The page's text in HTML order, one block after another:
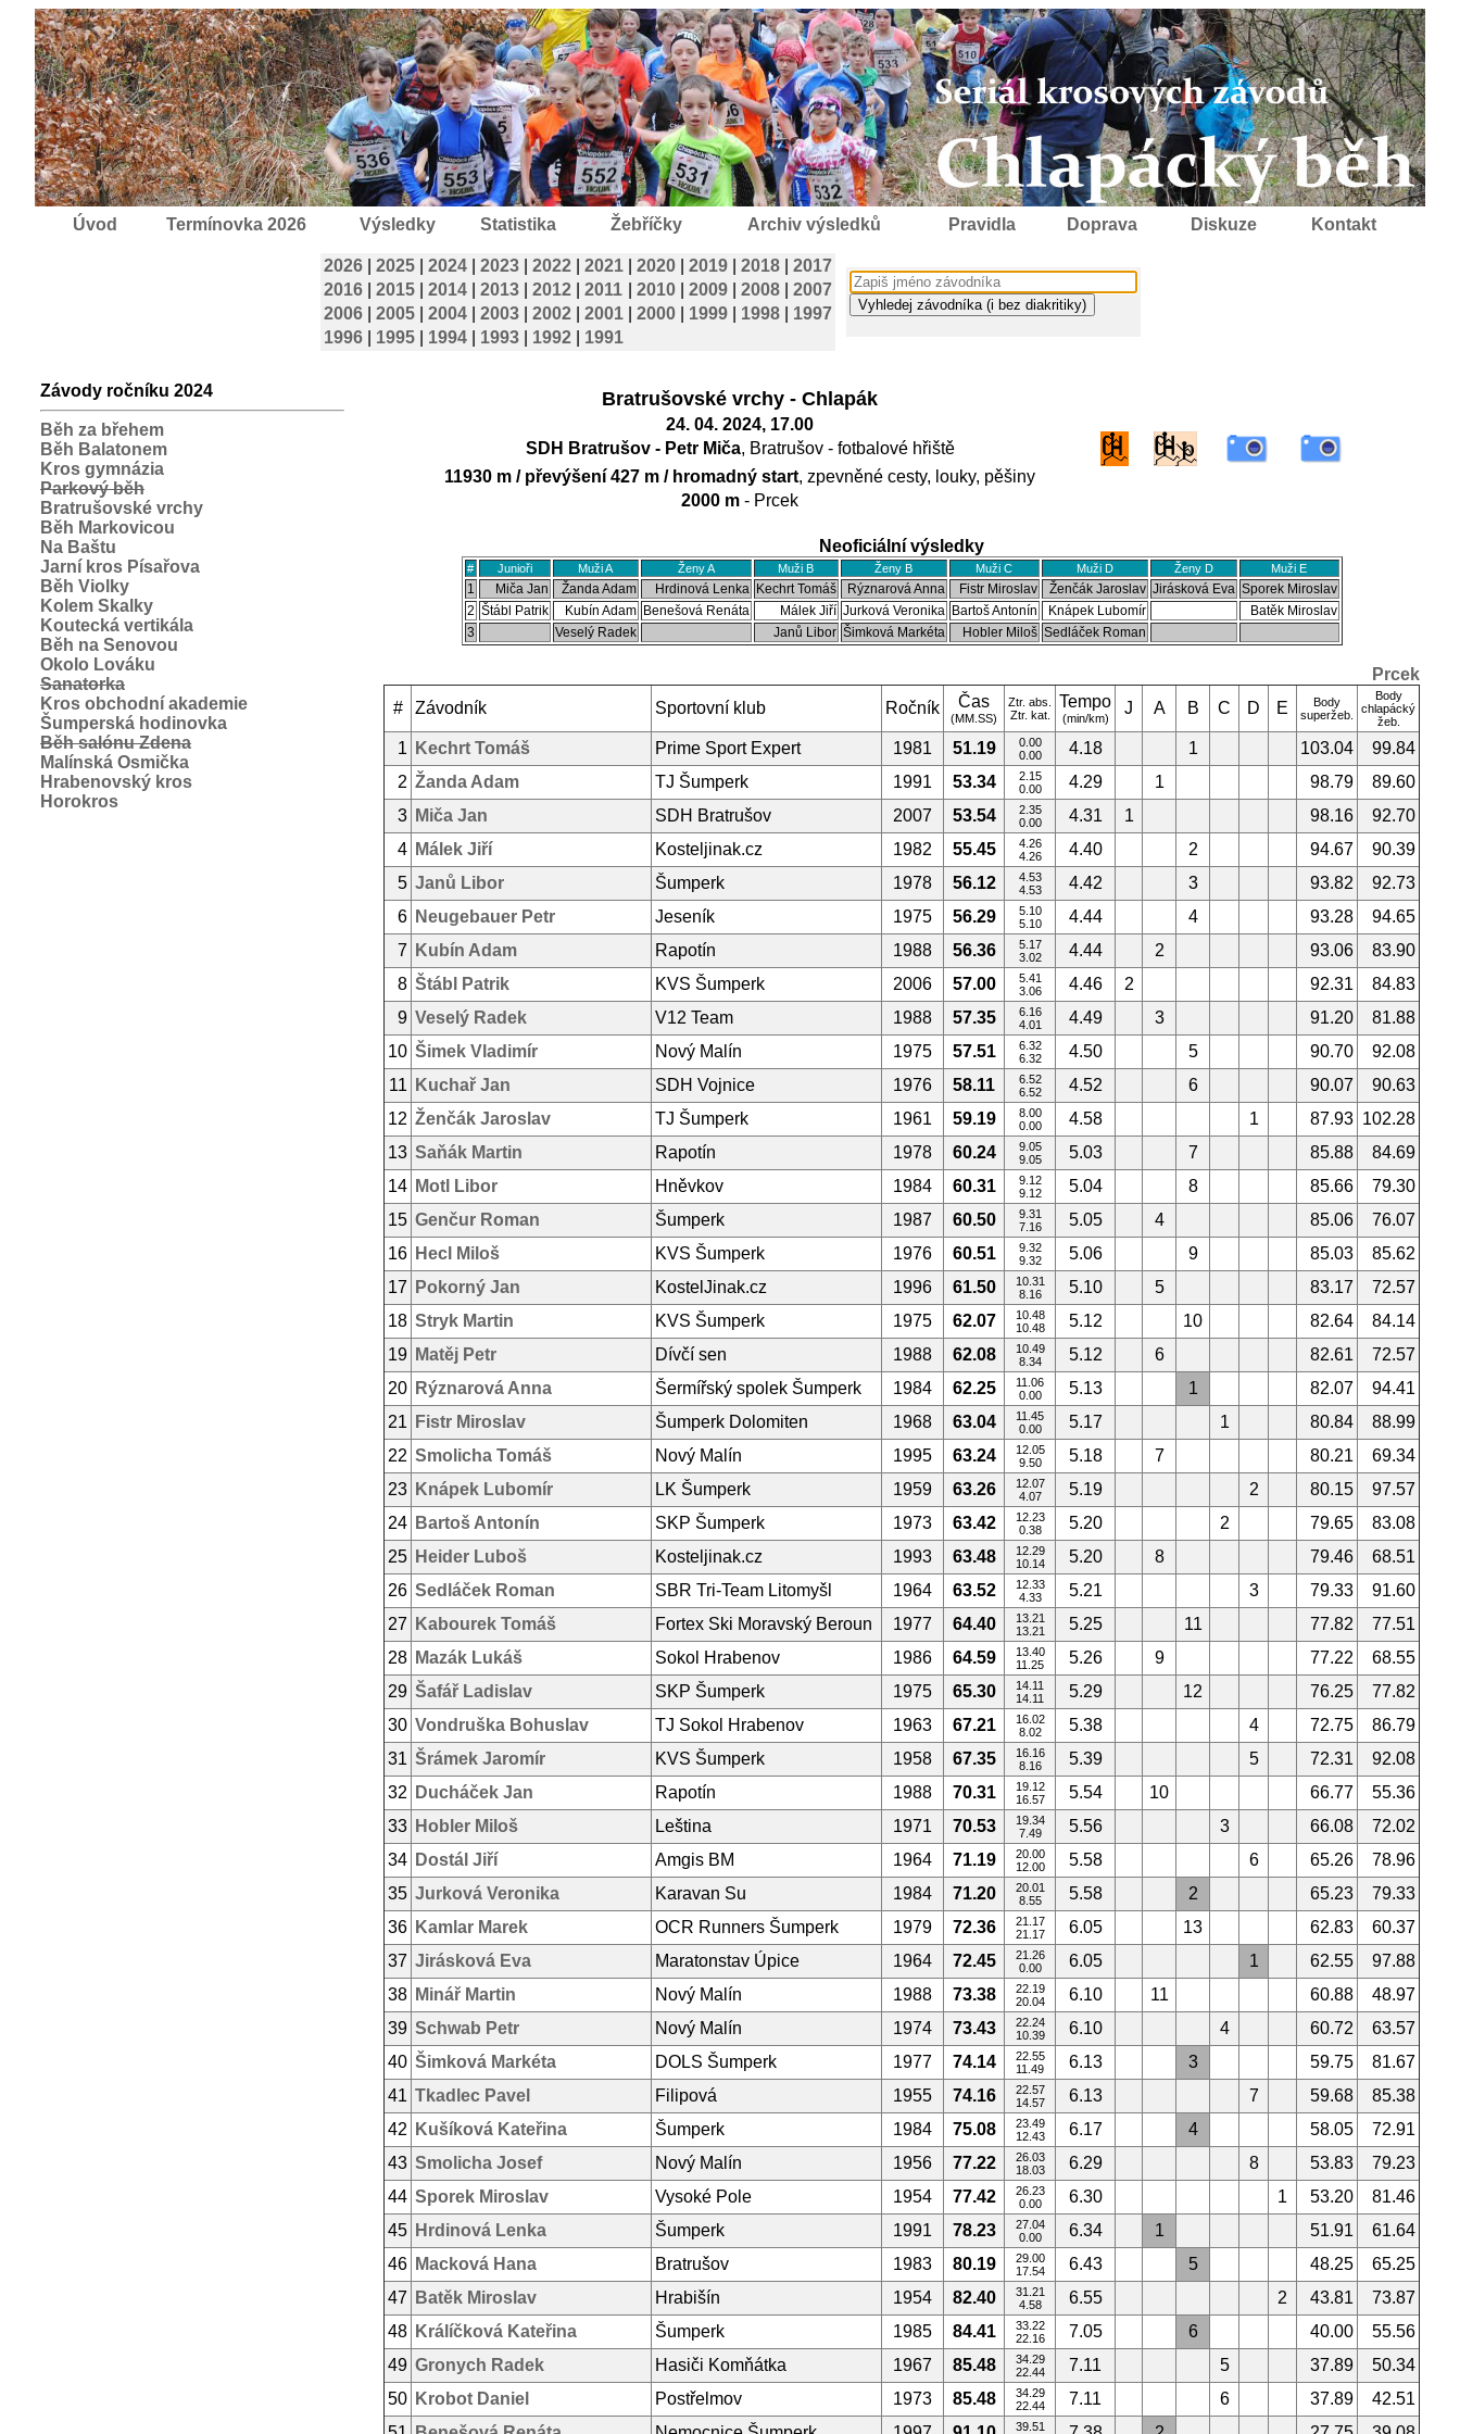
Úvod Termínovka 2026 Výsledky Statistika Žebříčky Archiv výsledků Pravidla Doprava Diskuze Kontakt
2026 2025 2024 2023 2022 2021 2020 2019 2018
2017
2016
2015 2014 2013 2012 2011 2010 2009 2008
2007
2006
2005 2004 2003 2002 2001 2000 1999 1998
1997
1996
1995 1994 1993 1992 1991
Závody ročníku 2024
Běh za břehem
Běh Balatonem
Kros gymnázia
Parkový běh
Bratrušovské vrchy
Běh Markovicou
Na Baštu
Jarní kros Písařova
Běh Violky
Kolem Skalky
Koutecká vertikála
Běh na Senovou
Okolo Lováku
Sanatorka
Kros obchodní akademie
Šumperská hodinovka
Běh salónu Zdena
Malínská Osmička
Hrabenovský kros
Horokros
Bratrušovské vrchy - Chlapák
24. 04. 2024, 17.00
SDH Bratrušov - Petr Miča, Bratrušov - fotbalové hřiště
11930 m / převýšení 427 m / hromadný start, zpevněné cesty, louky, pěšiny
2000 m - Prcek
Neoficiální výsledky
# Junioři Muži A Ženy A Muži B Ženy B Muži C Muži D Ženy D Muži E
1 Miča Jan Žanda Adam Hrdinová Lenka Kechrt Tomáš Rýznarová Anna Fistr Miroslav Ženčák Jaroslav Jirásková Eva Sporek Miroslav
2 Štábl Patrik Kubín Adam Benešová Renáta Málek Jiří Jurková Veronika Bartoš Antonín Knápek Lubomír
Batěk Miroslav
3
Veselý Radek Janů Libor Šimková Markéta Hobler Miloš Sedláček Roman
Prcek
#
Závodník Sportovní klub Ročník Čas
(MM.SS)
Ztr. abs.
Ztr. kat.
Tempo
(min/km)
J A B C D E
Body
superžeb.
Body
chlapácký
žeb.
1 Kechrt Tomáš Prime Sport Expert 1981 51.19
0.00
0.00
4.18 1 103.04
99.84
2 Žanda Adam TJ Šumperk 1991 53.34
2.15
0.00
4.29 1 98.79
89.60
3 Miča Jan SDH Bratrušov 2007 53.54
2.35
0.00
4.31 1 98.16
92.70
4 Málek Jiří Kosteljinak.cz 1982 55.45
4.26
4.26
4.40 2 94.67
90.39
5 Janů Libor Šumperk 1978 56.12
4.53
4.53
4.42 3 93.82
92.73
6 Neugebauer Petr Jeseník 1975 56.29
5.10
5.10
4.44 4 93.28
94.65
7
Kubín Adam Rapotín 1988 56.36
5.17
3.02
4.44 2 93.06
83.90
8 Štábl Patrik KVS Šumperk 2006 57.00
5.41
3.06
4.46 2 92.31
84.83
9 Veselý Radek V12 Team 1988 57.35
6.16
4.01
4.49 3 91.20
81.88
10 Šimek Vladimír Nový Malín 1975 57.51
6.32
6.32
4.50 5 90.70
92.08
11
Kuchař Jan SDH Vojnice 1976 58.11
6.52
6.52
4.52 6 90.07
90.63
12 Ženčák Jaroslav TJ Šumperk 1961 59.19
8.00
0.00
4.58 1 87.93 102.28
13 Saňák Martin Rapotín 1978 60.24
9.05
9.05
5.03 7 85.88
84.69
14 Motl Libor Hněvkov 1984 60.31
9.12
9.12
5.04 8 85.66
79.30
15 Genčur Roman Šumperk 1987 60.50
9.31
7.16
5.05 4 85.06
76.07
16 Hecl Miloš KVS Šumperk 1976 60.51
9.32
9.32
5.06 9 85.03
85.62
17
Pokorný Jan KostelJinak.cz 1996 61.50
10.31
8.16
5.10 5 83.17
72.57
18 Stryk Martin KVS Šumperk 1975 62.07
10.48
10.48
5.12 10 82.64
84.14
19 Matěj Petr Dívčí sen 1988 62.08
10.49
8.34
5.12 6 82.61
72.57
20 Rýznarová Anna Šermířský spolek Šumperk 1984 62.25
11.06
0.00
5.13 1 82.07
94.41
21
Fistr Miroslav Šumperk Dolomiten 1968 63.04
11.45
0.00
5.17 1 80.84
88.99
22 Smolicha Tomáš Nový Malín 1995 63.24
12.05
9.50
5.18 7 80.21
69.34
23 Knápek Lubomír LK Šumperk 1959 63.26
12.07
4.07
5.19 2 80.15
97.57
24 Bartoš Antonín SKP Šumperk 1973 63.42
12.23
0.38
5.20 2 79.65
83.08
25 Heider Luboš Kosteljinak.cz 1993 63.48
12.29
10.14
5.20 8 79.46
68.51
26 Sedláček Roman SBR Tri-Team Litomyšl 1964 63.52
12.33
4.33
5.21 3 79.33
91.60
27
Kabourek Tomáš Fortex Ski Moravský Beroun 1977 64.40
13.21
13.21
5.25 11 77.82
77.51
28 Mazák Lukáš Sokol Hrabenov 1986 64.59
13.40
11.25
5.26 9 77.22
68.55
29 Šafář Ladislav SKP Šumperk 1975 65.30
14.11
14.11
5.29 12 76.25
77.82
30 Vondruška Bohuslav TJ Sokol Hrabenov 1963 67.21
16.02
8.02
5.38 4 72.75
86.79
31 Šrámek Jaromír KVS Šumperk 1958 67.35
16.16
8.16
5.39 5 72.31
92.08
32
Ducháček Jan Rapotín 1988 70.31
19.12
16.57
5.54 10 66.77
55.36
33 Hobler Miloš Leština 1971 70.53
19.34
7.49
5.56 3 66.08
72.02
34 Dostál Jiří Amgis BM 1964 71.19
20.00
12.00
5.58 6 65.26
78.96
35 Jurková Veronika Karavan Su 1984 71.20
20.01
8.55
5.58 2 65.23
79.33
36 Kamlar Marek OCR Runners Šumperk 1979 72.36
21.17
21.17
6.05 13 62.83
60.37
37 Jirásková Eva Maratonstav Úpice 1964 72.45
21.26
0.00
6.05 1 62.55
97.88
38 Minář Martin Nový Malín 1988 73.38
22.19
20.04
6.10 11 60.88
48.97
39 Schwab Petr Nový Malín 1974 73.43
22.24
10.39
6.10 4 60.72
63.57
40 Šimková Markéta DOLS Šumperk 1977 74.14
22.55
11.49
6.13 3 59.75
81.67
41 Tkadlec Pavel Filipová 1955 74.16
22.57
14.57
6.13 7 59.68
85.38
42
Kušíková Kateřina Šumperk 1984 75.08
23.49
12.43
6.17 4 58.05
72.91
43 Smolicha Josef Nový Malín 1956 77.22
26.03
18.03
6.29 8 53.83
79.23
44 Sporek Miroslav Vysoké Pole 1954 77.42
26.23
0.00
6.30 1 53.20
81.46
45 Hrdinová Lenka Šumperk 1991 78.23
27.04
0.00
6.34 1 51.91
61.64
46 Macková Hana Bratrušov 1983 80.19
29.00
17.54
6.43 5 48.25
65.25
47
Batěk Miroslav Hrabišín 1954 82.40
31.21
4.58
6.55 2 43.81
73.87
48 Králíčková Kateřina Šumperk 1985 84.41
33.22
22.16
7.05 6 40.00
55.56
49 Gronych Radek Hasiči Komňátka 1967 85.48
34.29
22.44
7.11 5 37.89
50.34
50 Krobot Daniel Postřelmov 1973 85.48
34.29
22.44
7.11 6 37.89
42.51
39.51